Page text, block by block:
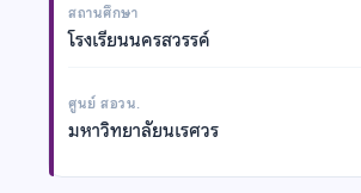
สถานศึกษา
โรงเรียนนครสวรรค์
ศูนย์ สอวน.
มหาวิทยาลัยนเรศวร